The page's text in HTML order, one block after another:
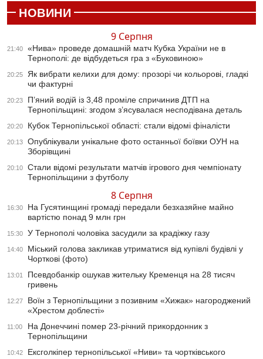
НОВИНИ
9 Серпня
21:40
«Нива» проведе домашній матч Кубка України не в
Тернополі: де відбудеться гра з «Буковиною»
20:25
Як вибрати келихи для дому: прозорі чи кольорові, гладкі
чи фактурні
20:23
П’яний водій із 3,48 проміле спричинив ДТП на
Тернопільщині: згодом з’ясувалася несподівана деталь
20:20 Кубок Тернопільської області: стали відомі фіналісти
20:13
Опублікували унікальне фото останньої боївки ОУН на
Зборівщині
20:10
Стали відомі результати матчів ігрового дня чемпіонату
Тернопільщини з футболу
8 Серпня
16:30
На Гусятинщині громаді передали безхазяйне майно
вартістю понад 9 млн грн
15:30 У Тернополі чоловіка засудили за крадіжку газу
14:40
Міський голова закликав утриматися від купівлі будівлі у
Чорткові (фото)
13:01
Псевдобанкір ошукав жительку Кременця на 28 тисяч
гривень
12:27
Воїн з Тернопільщини з позивним «Хижак» нагороджений
«Хрестом доблесті»
11:00
На Донеччині помер 23-річний прикордонник з
Тернопільщини
10:42
Ексголкіпер тернопільської «Ниви» та чортківського